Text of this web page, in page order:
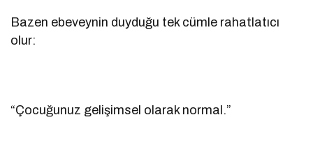
Bazen ebeveynin duyduğu tek cümle rahatlatıcı
olur:
“Çocuğunuz gelişimsel olarak normal.”